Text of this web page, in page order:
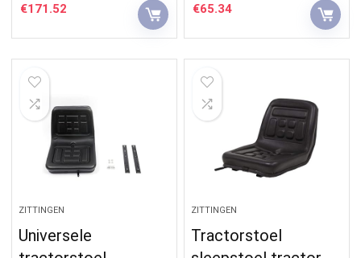
€171.52 €65.34
ZITTINGEN
Universele
ZITTINGEN
Tractorstoel